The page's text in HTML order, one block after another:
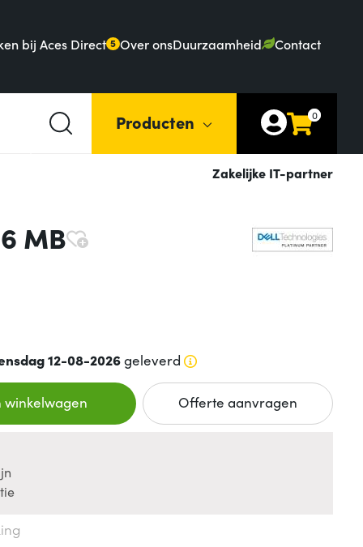
bij Aces Direct 5 Over onsDuurzaamheid Contact
Producten 0
Zakelijke IT-partner
MB
12-08-2026geleverd
winkelwagen Offerte aanvragen